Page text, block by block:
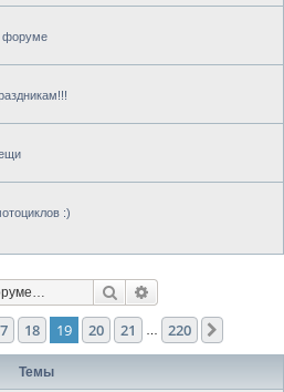
форуме
:)
Поиск
18 19 20 21 220
Темы